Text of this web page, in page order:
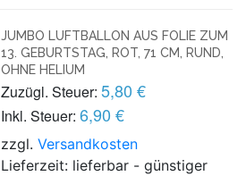
JUMBO LUFTBALLON AUS FOLIE ZUM
13. GEBURTSTAG, ROT, 71 CM, RUND,
OHNE HELIUM
Zuzügl. Steuer: 5,80 €
Inkl. Steuer: 6,90 €
zzgl.Versandkosten
Lieferzeit: lieferbar - günstiger